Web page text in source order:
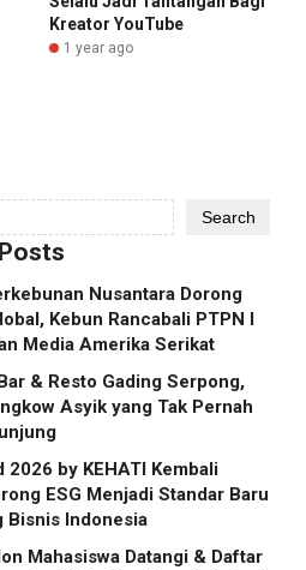
Kreator YouTube
1 year ago
Search
Nusantara Dorong
Kebun Rancabali PTPN I
Media Amerika Serikat
& Resto Gading Serpong,
Asyik yang Tak Pernah
2026 by KEHATI Kembali
ESG Menjadi Standar Baru
Bisnis Indonesia
Mahasiswa Datangi & Daftar